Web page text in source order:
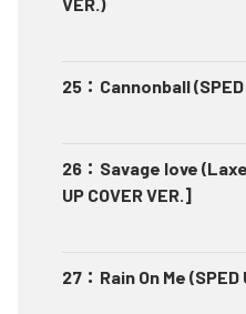
25 ： Cannonball (SPED
26 ： Savage love
UP COVER VER.]
27 ： Rain On Me (SPED